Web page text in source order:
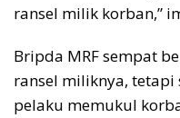
ransel milik korban,”
Bripda MRF sempat
ransel miliknya,
pelaku memukul